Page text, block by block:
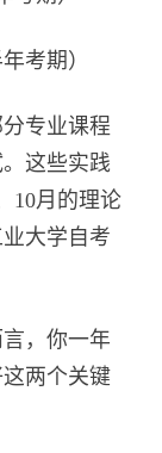
考期）
专业课程
这些实践
10月的理论
大学自考
，你一年
两个关键